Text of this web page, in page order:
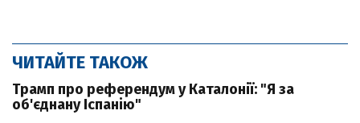
ЧИТАЙТЕ ТАКОЖ
Трамп про референдум у Каталонії: "Я за
об'єднану Іспанію"